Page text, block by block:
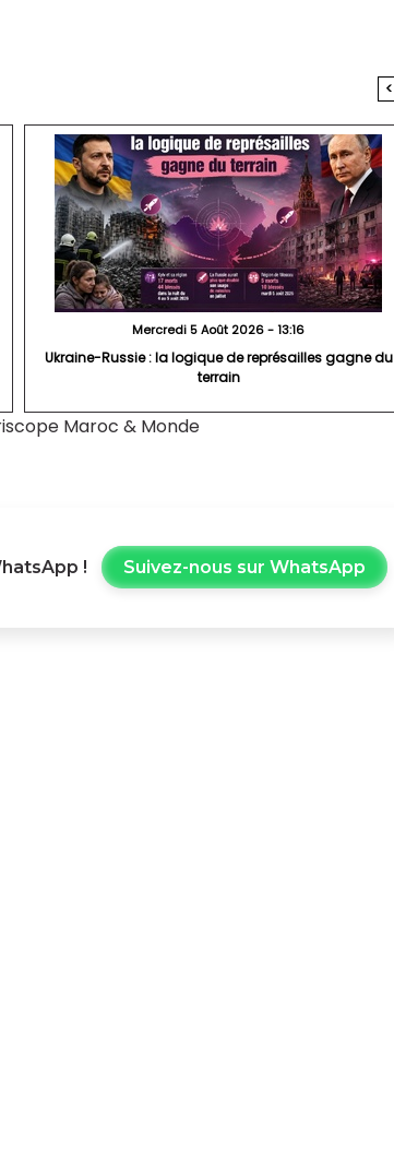
<
Mercredi 5 Août 2026 - 13:16
Ukraine-Russie : la logique de représailles gagne du
terrain
Maroc & Monde
! Suivez-nous sur WhatsApp